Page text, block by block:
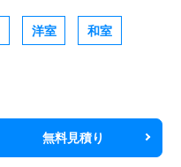
洋室 和室
無料見積り